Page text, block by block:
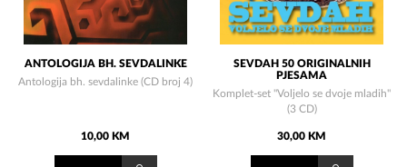
ANTOLOGIJA BH. SEVDALINKE
Antologija bh. sevdalinke (CD broj 4)
10,00 KM
SEVDAH 50 ORIGINALNIH
PJESAMA
Komplet-set "Voljelo se dvoje mladih"
(3 CD)
30,00 KM